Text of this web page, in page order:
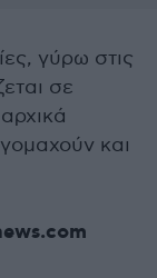
γύρω στις
σε
και